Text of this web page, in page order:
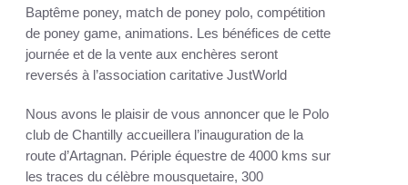
Baptême poney, match de poney polo, compétition
de poney game, animations. Les bénéfices de cette
journée et de la vente aux enchères seront
reversés à l’association caritative JustWorld
Nous avons le plaisir de vous annoncer que le Polo
club de Chantilly accueillera l’inauguration de la
route d’Artagnan. Périple équestre de 4000 kms sur
les traces du célèbre mousquetaire, 300